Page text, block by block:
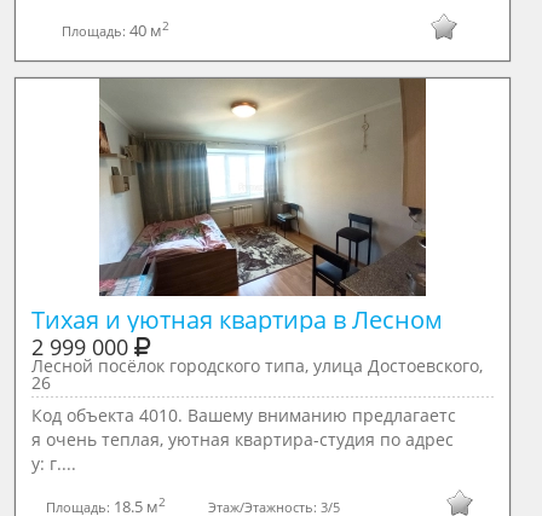
Площадь:40 м2
Тихая и уютная квартира в Лесном
2 999 000
Лесной посёлок городского типа, улица Достоевского,
26
Код объекта 4010. Вашему вниманию предлагаетс
я очень теплая, уютная квартира-студия по адрес
у: г....
Площадь: 18.5 м2 Этаж/Этажность: 3/5